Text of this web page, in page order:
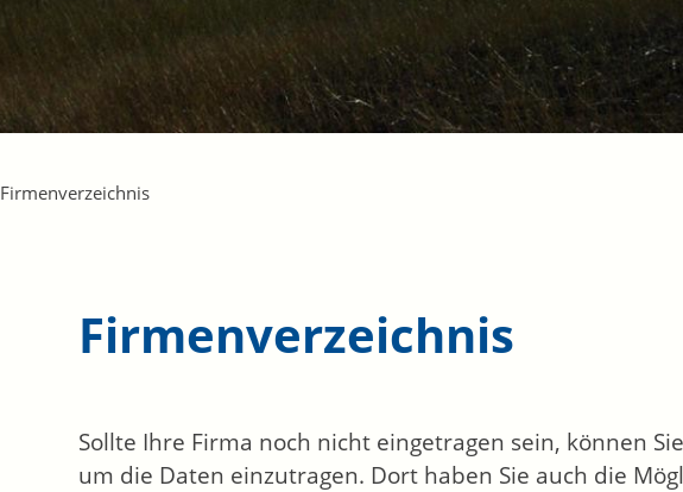
Firmenverzeichnis
Firmenverzeichnis
Sollte Ihre Firma noch nicht eingetragen sein, können
um die Daten einzutragen. Dort haben Sie auch die